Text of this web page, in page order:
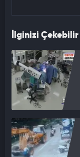
İlginizi Çekebilir